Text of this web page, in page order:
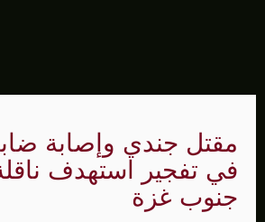
في تفجير استهدف
جنوب غزة